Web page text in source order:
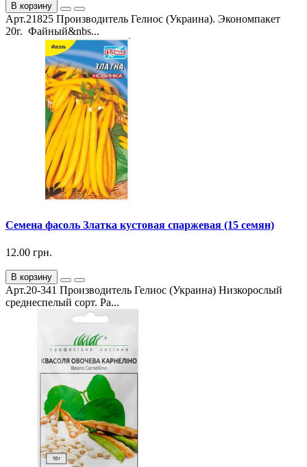
В корзину
Арт.21825 Производитель Гелиос (Украина). Экономпакет
20г. Файный&nbs...
Семена фасоль Златка кустовая спаржевая (15 семян)
12.00 грн.
В корзину
Арт.20-341 Производитель Гелиос (Украина) Низкорослый
среднеспелый сорт. Ра...